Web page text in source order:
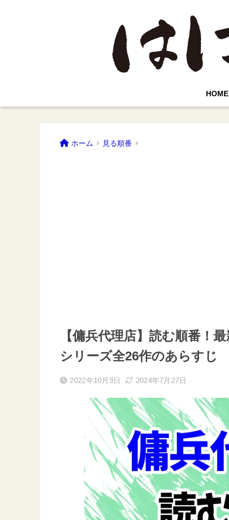
HOME
ホーム 見る順番
【傭兵代理店】読む順番！
シリーズ全26作のあらすじ
2022年10月9日 2024年7月27日